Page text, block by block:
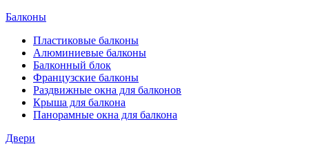
Балконы
Пластиковые балконы
Алюминиевые балконы
Балконный блок
Французские балконы
Раздвижные окна для балконов
Крыша для балкона
Панорамные окна для балкона
Двери